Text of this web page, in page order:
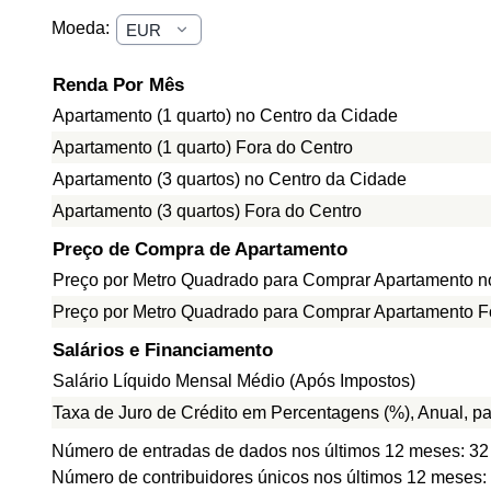
Moeda:
Renda Por Mês
Apartamento (1 quarto) no Centro da Cidade
Apartamento (1 quarto) Fora do Centro
Apartamento (3 quartos) no Centro da Cidade
Apartamento (3 quartos) Fora do Centro
Preço de Compra de Apartamento
Preço por Metro Quadrado para Comprar Apartamento
Preço por Metro Quadrado para Comprar Apartamento
Salários e Financiamento
Salário Líquido Mensal Médio (Após Impostos)
Taxa de Juro de Crédito em Percentagens (%), Anual,
Número de entradas de dados nos últimos 12 meses: 32
Número de contribuidores únicos nos últimos 12 meses: